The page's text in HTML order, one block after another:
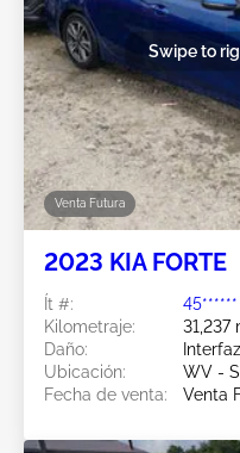
Venta Futura
Swipe to
2023 KIA FORTE
Ít #:
45******
Kilometraje:
31,237
Daño:
Ubicación:
WV -
Fecha de venta:
Venta